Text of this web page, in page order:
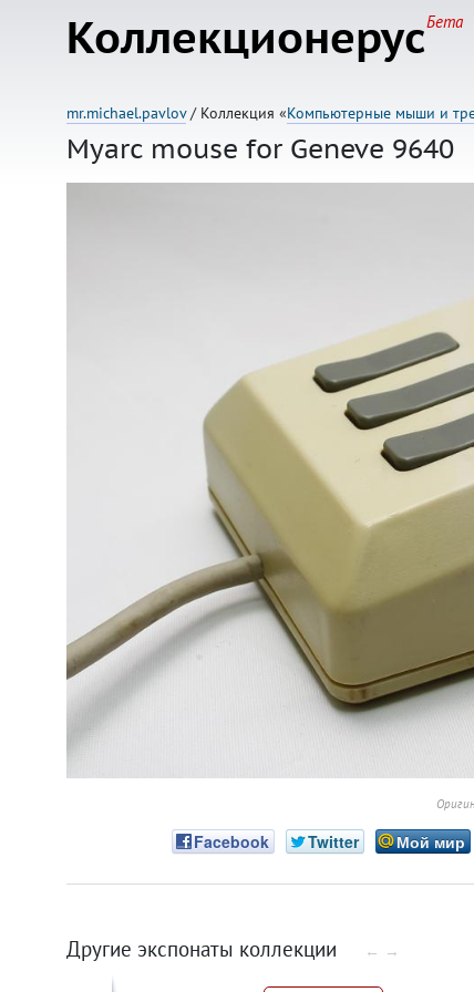
КоллекционерусБета
mr.michael.pavlov/ Коллекция «Компьютерные мыши и
Myarc mouse for Geneve 9640
Facebook Twitter Мой мир
Другие экспонаты коллекции ← →